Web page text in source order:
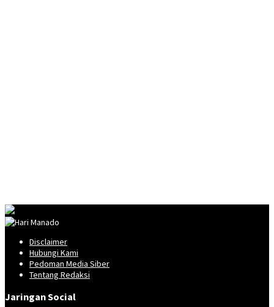
Disclaimer
Hubungi Kami
Pedoman Media Siber
Tentang Redaksi
Jaringan Social